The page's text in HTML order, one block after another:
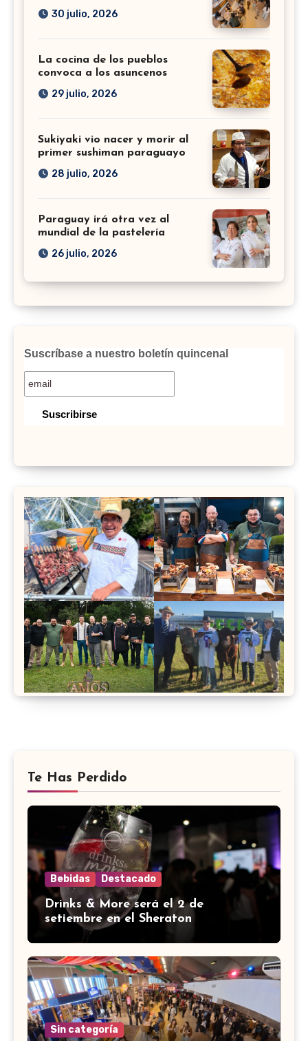
30 julio, 2026
La cocina de los pueblos
convoca a los asuncenos
29 julio, 2026
Sukiyaki vio nacer y morir al
primer sushiman paraguayo
28 julio, 2026
Paraguay irá otra vez al
mundial de la pastelería
26 julio, 2026
Suscríbase a nuestro boletín quincenal
Te Has Perdido
Bebidas Destacado
Drinks & More será el 2 de
setiembre en el Sheraton
Sin categoría